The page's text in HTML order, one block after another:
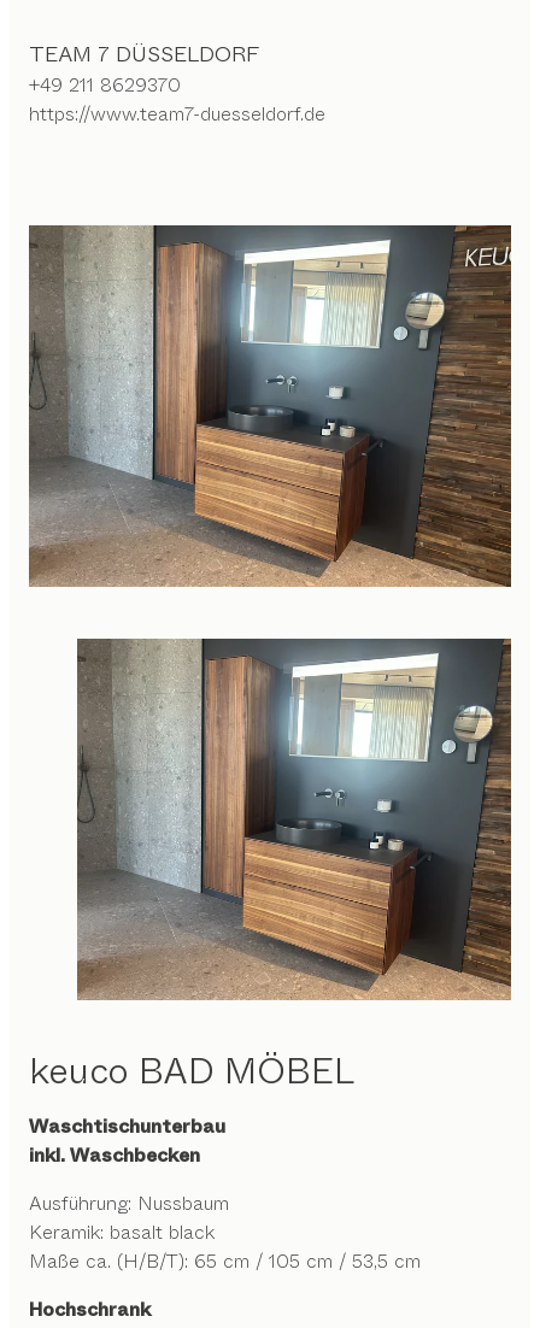
TEAM 7 DÜSSELDORF
+49 211 8629370
https://www.team7-duesseldorf.de
keuco BAD MÖBEL
Waschtischunterbau
inkl. Waschbecken
Ausführung: Nussbaum
Keramik: basalt black
Maße ca. (H/B/T): 65 cm / 105 cm / 53,5 cm
Hochschrank